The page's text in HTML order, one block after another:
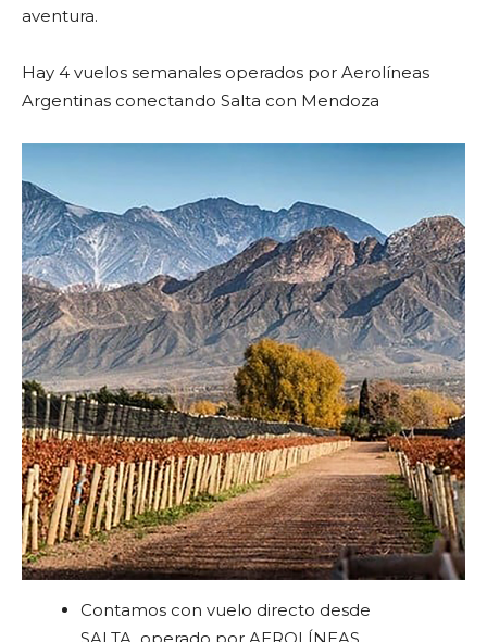
aventura.
Hay 4 vuelos semanales operados por Aerolíneas
Argentinas conectando Salta con Mendoza
Contamos con vuelo directo desde
SALTA, operado por AEROLÍNEAS